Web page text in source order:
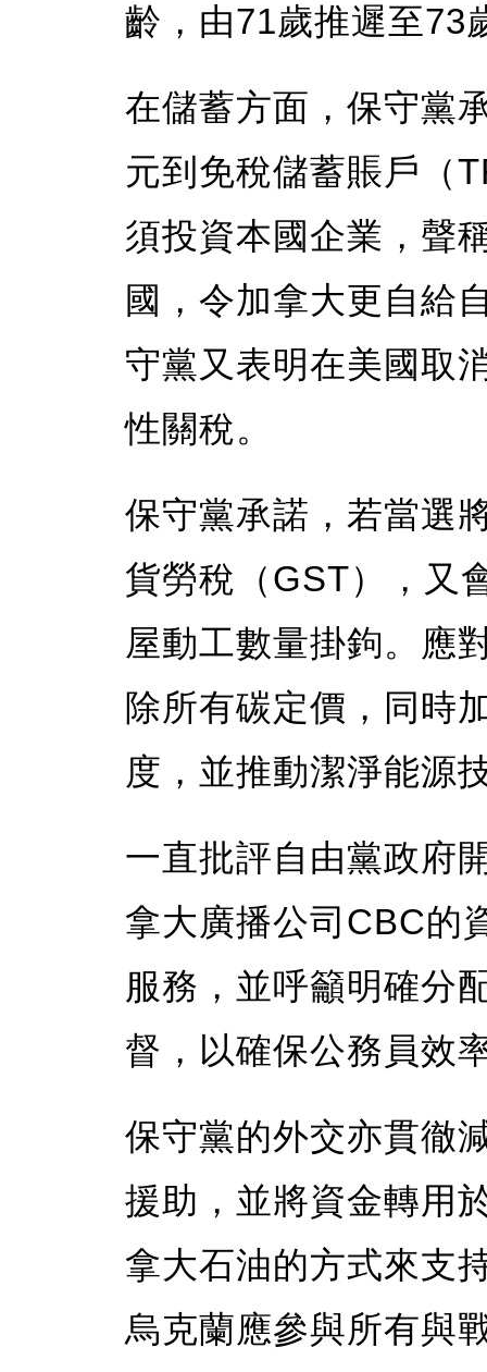
齡，由71歲推遲至73
在儲蓄方面，保守黨
元到免稅儲蓄賬戶（
須投資本國企業，聲
國，令加拿大更自給
守黨又表明在美國取
性關稅。
保守黨承諾，若當選
貨勞稅（GST），又
屋動工數量掛鉤。應
除所有碳定價，同時
度，並推動潔淨能源
一直批評自由黨政府
拿大廣播公司CBC的
服務，並呼籲明確分
督，以確保公務員效
保守黨的外交亦貫徹
援助，並將資金轉用
拿大石油的方式來支
烏克蘭應參與所有與